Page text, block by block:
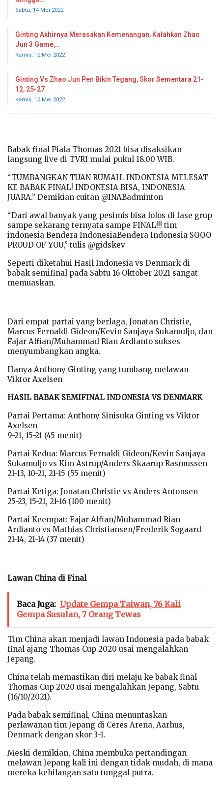
Sabtu, 14 Mei 2022
Ginting Akhirnya Merasakan Kemenangan, Kalahkan Zhao
Jun 3 Game,…
Kamis, 12 Mei 2022
Ginting Vs Zhao Jun Pen Bikin Tegang, Skor Sementara 21-
12, 25-27
Kamis, 12 Mei 2022
Babak final Piala Thomas 2021 bisa disaksikan
langsung live di TVRI mulai pukul 18.00 WIB.
“TUMBANGKAN TUAN RUMAH. INDONESIA MELESAT
KE BABAK FINAL! INDONESIA BISA, INDONESIA
JUARA.” Demikian cuitan @INABadminton
“Dari awal banyak yang pesimis bisa lolos di fase grup
sampe sekarang ternyata sampe FINAL!!! tim
indonesia Bendera IndonesiaBendera Indonesia SOOO
PROUD OF YOU,” tulis @gidskev
Seperti diketahui Hasil Indonesia vs Denmark di
babak semifinal pada Sabtu 16 Oktober 2021 sangat
memuaskan.
Dari empat partai yang berlaga, Jonatan Christie,
Marcus Fernaldi Gideon/Kevin Sanjaya Sukamuljo, dan
Fajar Alfian/Muhammad Rian Ardianto sukses
menyumbangkan angka.
Hanya Anthony Ginting yang tumbang melawan
Viktor Axelsen
HASIL BABAK SEMIFINAL INDONESIA VS DENMARK
Partai Pertama: Anthony Sinisuka Ginting vs Viktor
Axelsen
9-21, 15-21 (45 menit)
Partai Kedua: Marcus Fernaldi Gideon/Kevin Sanjaya
Sukamuljo vs Kim Astrup/Anders Skaarup Rasmussen
21-13, 10-21, 21-15 (55 menit)
Partai Ketiga: Jonatan Christie vs Anders Antonsen
25-23, 15-21, 21-16 (100 menit)
Partai Keempat: Fajar Alfian/Muhammad Rian
Ardianto vs Mathias Christiansen/Frederik Sogaard
21-14, 21-14 (37 menit)
Lawan China di Final
Baca Juga: Update Gempa Taiwan, 76 Kali
Gempa Susulan, 7 Orang Tewas
Tim China akan menjadi lawan Indonesia pada babak
final ajang Thomas Cup 2020 usai mengalahkan
Jepang.
China telah memastikan diri melaju ke babak final
Thomas Cup 2020 usai mengalahkan Jepang, Sabtu
(16/10/2021).
Pada babak semifinal, China menuntaskan
perlawanan tim Jepang di Ceres Arena, Aarhus,
Denmark dengan skor 3-1.
Meski demikian, China membuka pertandingan
melawan Jepang kali ini dengan tidak mudah, di mana
mereka kehilangan satu tunggal putra.